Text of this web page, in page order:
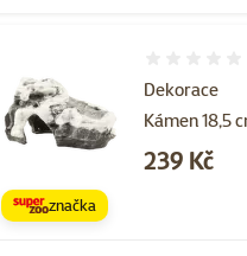
Dekorace
Kámen 18,5
Cena
239 Kč
značka